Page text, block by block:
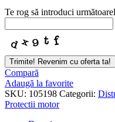
Te rog să introduci
Trimite! Revenim cu oferta ta!
Email*
Compară
Adaugă la favorite
SKU: 105198 Categorii:
Protectii motor